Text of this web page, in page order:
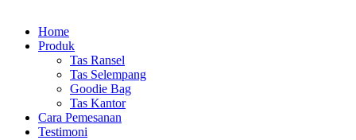
Home
Produk
Tas Ransel
Tas Selempang
Goodie Bag
Tas Kantor
Cara Pemesanan
Testimoni